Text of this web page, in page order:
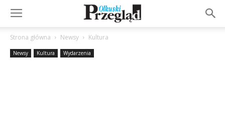
Strona główna Newsy Kultura
Newsy Kultura Wydarzenia